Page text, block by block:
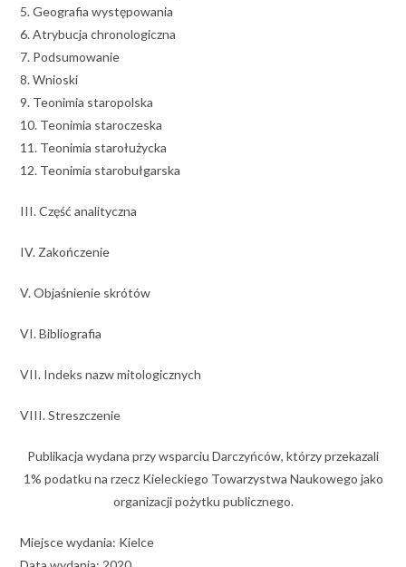
5. Geografia występowania
6. Atrybucja chronologiczna
7. Podsumowanie
8. Wnioski
9. Teonimia staropolska
10. Teonimia staroczeska
11. Teonimia starołużycka
12. Teonimia starobułgarska
III. Część analityczna
IV. Zakończenie
V. Objaśnienie skrótów
VI. Bibliografia
VII. Indeks nazw mitologicznych
VIII. Streszczenie
Publikacja wydana przy wsparciu Darczyńców, którzy przekazali
1% podatku na rzecz Kieleckiego Towarzystwa Naukowego jako
organizacji pożytku publicznego.
Miejsce wydania: Kielce